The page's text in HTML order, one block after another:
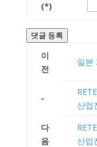
(*)
댓글 등록
이
전
일본
-
산업
다
음
산업